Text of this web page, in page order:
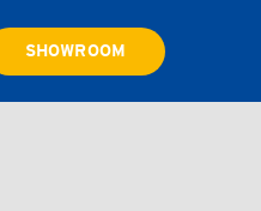
SHOWROOM